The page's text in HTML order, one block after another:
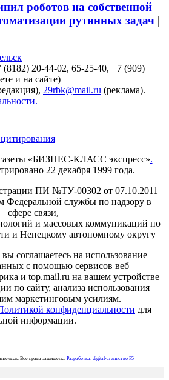
роботов на собственной
рутинных задач |
20-44-02, 65-25-40, +7 (909)
и на сайте)
29rbk@mail.ru (реклама).
«БИЗНЕС-КЛАСС экспресс».
22 декабря 1999 года.
ПИ №ТУ-00302 от 07.10.2011
Федеральной службы по надзору в
сфере связи,
и массовых коммуникаций по
и Ненецкому автономному округу
соглашаетесь на использование
с помощью сервисов веб
и top.mail.ru на вашем устройстве
по сайту, анализа использования
маркетинговым усилиям.
конфиденциальности для
информации.
Все права защищены. Разработка: digital-агентство F5